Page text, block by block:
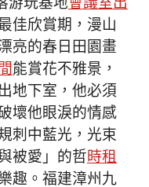
佳欣賞期，漫山
亮的春日田園畫
能賞花不雅景，
地下室，他必須
壞他眼淚的情感
刺中藍光，光束
被愛」的哲時租
趣。福建漳州九